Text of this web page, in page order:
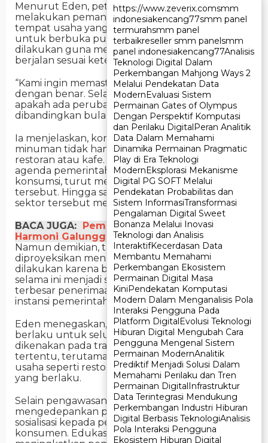
https://www.zeverix.comsmm
indonesiakencang77smm panel
termurahsmm panel
terbaikreseller smm panelsmm
panel indonesiakencang77Analisis
Teknologi Digital Dalam
Perkembangan Mahjong Ways 2
Melalui Pendekatan Data
ModernEvaluasi Sistem
Permainan Gates of Olympus
Dengan Perspektif Komputasi
dan Perilaku DigitalPeran Analitik
Data Dalam Memahami
Dinamika Permainan Pragmatic
Play di Era Teknologi
ModernEksplorasi Mekanisme
Digital PG SOFT Melalui
Pendekatan Probabilitas dan
Sistem InformasiTransformasi
Pengalaman Digital Sweet
Bonanza Melalui Inovasi
Teknologi dan Analisis
InteraktifKecerdasan Data
Membantu Memahami
Perkembangan Ekosistem
Permainan Digital Masa
KiniPendekatan Komputasi
Modern Dalam Menganalisis Pola
Interaksi Pengguna Pada
Platform DigitalEvolusi Teknologi
Hiburan Digital Mengubah Cara
Pengguna Mengenal Sistem
Permainan ModernAnalitik
Prediktif Menjadi Solusi Dalam
Memahami Perilaku dan Tren
Permainan DigitalInfrastruktur
Data Terintegrasi Mendukung
Perkembangan Industri Hiburan
Digital Berbasis TeknologiAnalisis
Pola Interaksi Pengguna
Ekosistem Hiburan Digital
https://www.zeverix.comsmm
indonesiakencang77smm panel
termurahsmm panel
terbaikreseller smm panelsmm
panel indonesiakencang77Analisis
Teknologi Digital Dalam
Perkembangan Mahjong Ways 2
Melalui Pendekatan Data
ModernEvaluasi Sistem
Permainan Gates of Olympus
Dengan Perspektif Komputasi
dan Perilaku DigitalPeran Analitik
Data Dalam Memahami
Dinamika Permainan Pragmatic
Play di Era Teknologi
ModernEksplorasi Mekanisme
Digital PG SOFT Melalui
Pendekatan Probabilitas dan
Sistem InformasiTransformasi
Pengalaman Digital Sweet
Bonanza Melalui Inovasi
Teknologi dan Analisis
InteraktifKecerdasan Data
Membantu Memahami
Perkembangan Ekosistem
Permainan Digital Masa
KiniPendekatan Komputasi
Modern Dalam Menganalisis Pola
Interaksi Pengguna Pada
Platform DigitalEvolusi Teknologi
Hiburan Digital Mengubah Cara
Pengguna Mengenal Sistem
Permainan ModernAnalitik
Prediktif Menjadi Solusi Dalam
Memahami Perilaku dan Tren
Permainan DigitalInfrastruktur
Data Terintegrasi Mendukung
Perkembangan Industri Hiburan
Digital Berbasis TeknologiAnalisis
Pola Interaksi Pengguna
Ekosistem Hiburan Digital
Menurut Eden, petugas Bapenda akan
melakukan pemantauan langsung ke sejumlah
tempat usaha yang ramai dikunjungi masyarakat
untuk berbuka puasa. Langkah tersebut
dilakukan guna memastikan pelaporan omzet
berjalan sesuai ketentuan.
“Kami ingin memastikan kewajiban pajak dipenuhi
dengan benar. Selain itu, kami juga melihat
apakah ada perubahan penerimaan
dibandingkan bulan-bulan sebelumnya,” ujarnya.
Ia menjelaskan, kontribusi PBJT makanan dan
minuman tidak hanya bersumber dari transaksi di
restoran atau kafe. Sejumlah kegiatan, termasuk
agenda pemerintahan yang menyediakan
konsumsi, turut menjadi bagian dari objek pajak
tersebut. Hingga saat ini, realisasi penerimaan dari
sektor tersebut mencapai sekitar Rp7,3 miliar.
BACA JUGA:
Pemandian Air Panas Tirta
Harmoni Galunggung Diminati Wisatawan
Namun demikian, target pendapatan tahun 2026
diproyeksikan menurun. Penyesuaian itu
dilakukan karena berkurangnya aktivitas yang
selama ini menjadi salah satu penyumbang
terbesar penerimaan, khususnya dari kegiatan
instansi pemerintah.
Eden menegaskan, penerapan pajak tidak
berlaku untuk seluruh jenis makanan. PBJT
dikenakan pada transaksi makanan dan minuman
tertentu, terutama yang dikonsumsi di tempat
usaha seperti restoran dan kafe, sesuai regulasi
yang berlaku.
Selain pengawasan, Bapenda juga
mengedepankan pendekatan persuasif melalui
sosialisasi kepada pelaku usaha maupun
konsumen. Edukasi tersebut bertujuan